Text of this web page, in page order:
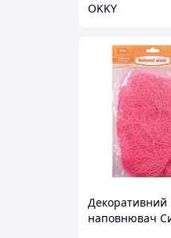
OKKY
Декоративний
наповнювач